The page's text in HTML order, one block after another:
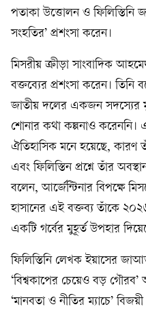
পতাকা উত্তোলন ও ফিলিস্তিনি
সংহতির’ প্রশংসা করেন।
মিসরীয় ক্রীড়া সাংবাদিক
বক্তব্যের প্রশংসা করেন।
জাতীয় দলের একজন সদস্যের
শোনার কথা কল্পনাও করেননি।
ঐতিহাসিক মনে হয়েছে,
এবং ফিলিস্তিন প্রশ্নে তাঁর
বলেন, আর্জেন্টিনার বিপক্ষে
হাসানের এই বক্তব্য তাঁকে
একটি গর্বের মুহূর্ত উপহার
ফিলিস্তিনি লেখক ইয়াসের
‘বিশ্বকাপের চেয়েও বড় গৌরব’
‘মানবতা ও নীতির ম্যাচে’